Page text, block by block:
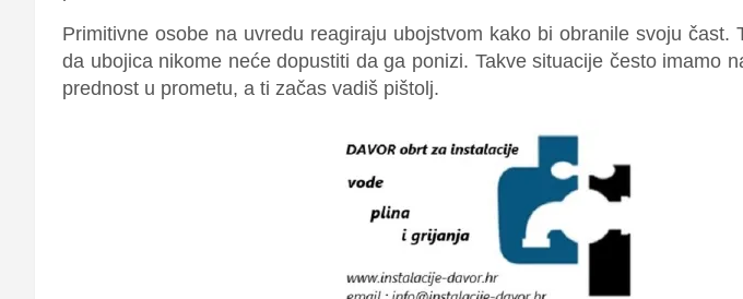
Primitivne osobe na uvredu reagiraju ubojstvom kako bi obranile svoju čast.
da ubojica nikome neće dopustiti da ga ponizi. Takve situacije često imamo
prednost u prometu, a ti začas vadiš pištolj.